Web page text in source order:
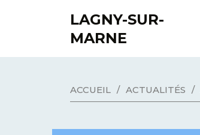
LAGNY-SUR-
MARNE
ACCUEIL / ACTUALITÉS /